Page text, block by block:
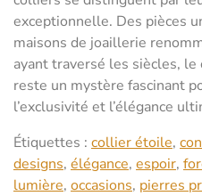
exceptionnelle. Des pièces
maisons de joaillerie
ayant traversé les siècles,
reste un mystère fascinant
l’exclusivité et l’élégance
Étiquettes : collier étoile,
designs, élégance, espoir,
lumière, occasions, pierres